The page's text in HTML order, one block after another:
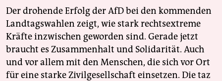
Der drohende Erfolg der AfD bei den kommenden
Landtagswahlen zeigt, wie stark rechtsextreme
Kräfte inzwischen geworden sind. Gerade jetzt
braucht es Zusammenhalt und Solidarität. Auch
und vor allem mit den Menschen, die sich vor Ort
für eine starke Zivilgesellschaft einsetzen. Die taz